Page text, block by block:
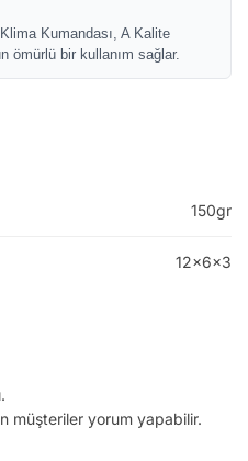
Kumandası, A Kalite
ömürlü bir kullanım sağlar.
150gr
12x6x3
müşteriler yorum yapabilir.